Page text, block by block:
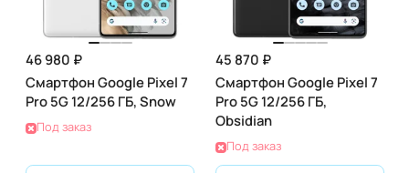
46 980 ₽
Смартфон Google Pixel 7
Pro 5G 12/256 ГБ, Snow
Под заказ
45 870 ₽
Смартфон Google Pixel 7
Pro 5G 12/256 ГБ,
Obsidian
Под заказ